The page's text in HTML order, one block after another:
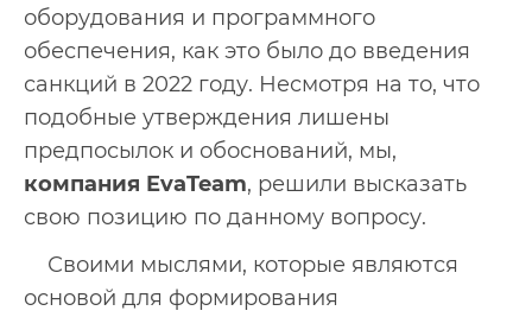
оборудования и программного
обеспечения, как это было до введения
санкций в 2022 году. Несмотря на то, что
подобные утверждения лишены
предпосылок и обоснований, мы,
компания EvaTeam, решили высказать
свою позицию по данному вопросу.
Своими мыслями, которые являются
основой для формирования